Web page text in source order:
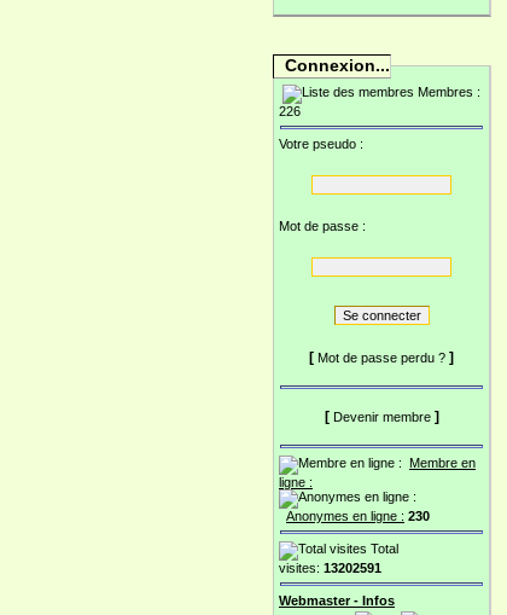
Connexion...
Membres :
226
Votre pseudo :
Mot de passe :
[ Mot de passe perdu ? ]
[ Devenir membre]
Membre en
ligne :
Anonymes en ligne : 230
Total
visites: 13202591
Webmaster - Infos